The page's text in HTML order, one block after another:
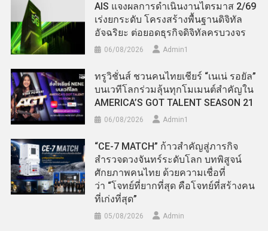
AIS แจงผลการดำเนินงานไตรมาส 2/69
เร่งยกระดับ โครงสร้างพื้นฐานดิจิทัล
อัจฉริยะ ต่อยอดธุรกิจดิจิทัลครบวงจร
06/08/2026 Admin​1
ทรูวิชั่นส์ ชวนคนไทยเชียร์ “เนเน่ รอยัล”
บนเวทีโลกร่วมลุ้นทุกโมเมนต์สำคัญใน
AMERICA’S GOT TALENT SEASON 21
06/08/2026 Admin​1
“CE-7 MATCH” ก้าวสำคัญสู่ภารกิจ
สำรวจดวงจันทร์ระดับโลก บทพิสูจน์
ศักยภาพคนไทย ด้วยความเชื่อที่
ว่า “โจทย์ที่ยากที่สุด คือโจทย์ที่สร้างคน
ที่เก่งที่สุด”
05/08/2026 Admin